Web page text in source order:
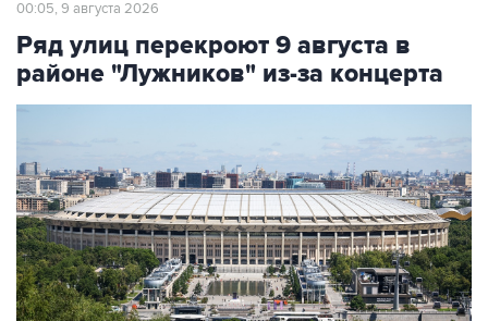
00:05, 9 августа 2026
Ряд улиц перекроют 9 августа в
районе "Лужников" из-за концерта